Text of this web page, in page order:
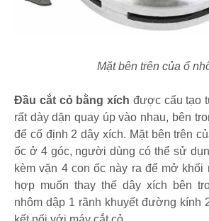
Mặt bên trên của ổ
Đầu cắt cỏ bằng xích được cấu tạo
rất dày dặn quay úp vào nhau, bên
để cố định 2 dây xích. Mặt bên trên
ốc ở 4 góc, người dùng có thể sử
kèm vặn 4 con ốc này ra để mở khối
hợp muốn thay thế dây xích bên
nhôm dập 1 rãnh khuyết đường kính